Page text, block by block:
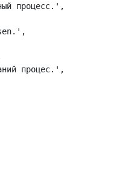
процесс.',
процес.',